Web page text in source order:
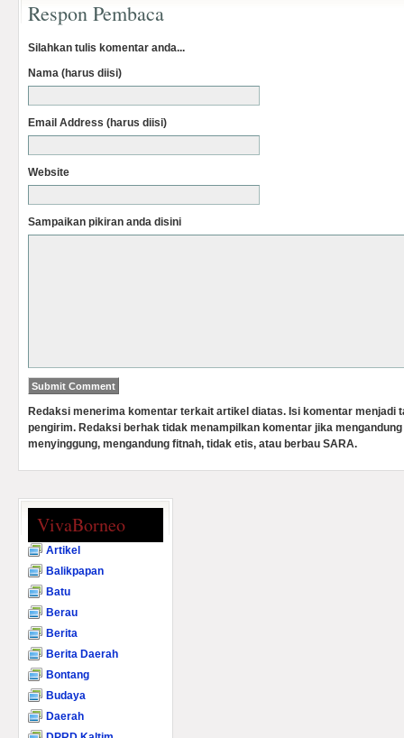
Respon Pembaca
Silahkan tulis komentar anda...
Nama (harus diisi)
Email Address (harus diisi)
Website
Sampaikan pikiran anda disini
Redaksi menerima komentar terkait artikel diatas. Isi komentar menjadi
pengirim. Redaksi berhak tidak menampilkan komentar jika
menyinggung, mengandung fitnah, tidak etis, atau berbau SARA.
VivaBorneo
Artikel
Balikpapan
Batu
Berau
Berita
Berita Daerah
Bontang
Budaya
Daerah